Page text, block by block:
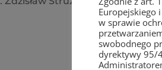
Europejskiego
w sprawie
swobodnego
dyrektywy 95/